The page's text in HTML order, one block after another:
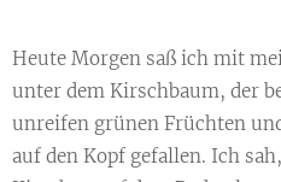
Heute Morgen saß ich mit
unter dem Kirschbaum, der
unreifen grünen Früchten
auf den Kopf gefallen. Ich